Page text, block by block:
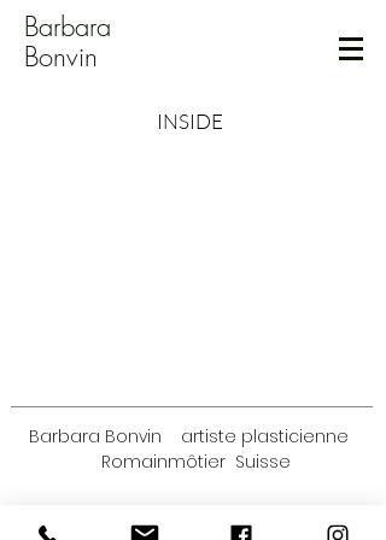
Barbara
Bonvin
INSIDE
Barbara Bonvin artiste plasticienne
Romainmôtier Suisse